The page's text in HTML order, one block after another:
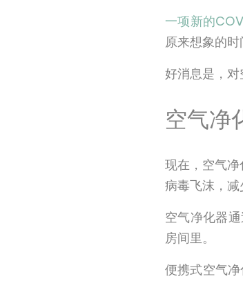
一项新的
原来想象的
好消息是，
空气净
现在，空气
病毒飞沫，减
空气净化器
房间里。
便携式空气